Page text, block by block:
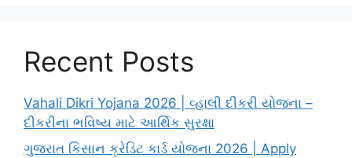
Recent Posts
Vahali Dikri Yojana 2026 | વ્હાલી દીકરી યોજના –
દીકરીના ભવિષ્ય માટે આર્થિક સુરક્ષા
ગુજરાત કિસાન ક્રેડિટ કાર્ડ યોજના 2026 | Apply